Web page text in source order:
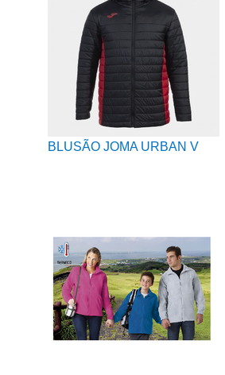
BLUSÃO JOMA URBAN V